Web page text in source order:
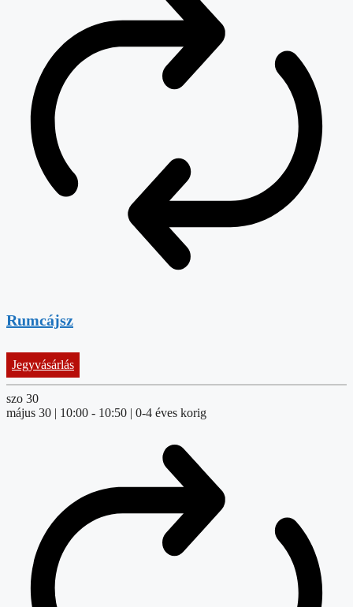
Jegyvásárlás
Rumcájsz
szo 30
május 30 | 10:00 - 10:50 | 0-4 éves korig